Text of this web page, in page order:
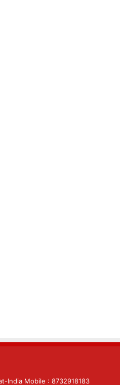
India Mobile : 8732918183